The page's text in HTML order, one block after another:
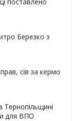
Березко з
сів за кермо
Тернопільщині
для ВПО